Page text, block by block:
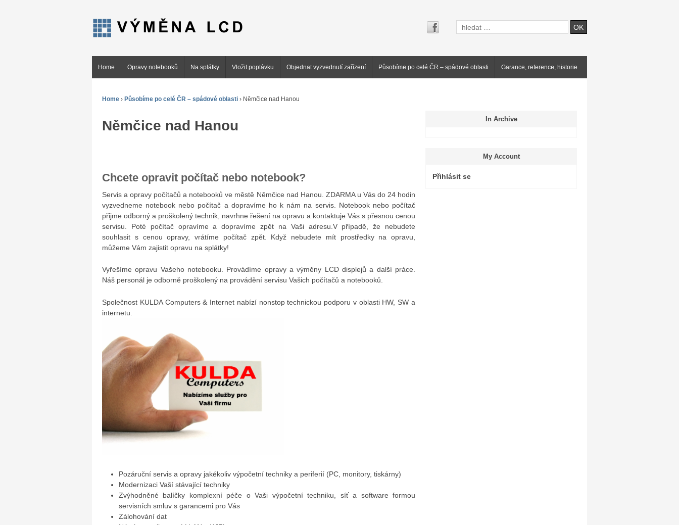
Home Opravy notebooků Na splátky Vložit poptávku Objednat vyzvednutí zařízení Působíme po celé ČR – spádové oblasti Garance, reference, historie
Home › Působíme po celé ČR – spádové oblasti › Němčice nad Hanou
Němčice nad Hanou
Chcete opravit počítač nebo notebook?
Servis a opravy počítačů a notebooků ve městě Němčice nad Hanou. ZDARMA u Vás do 24 hodin
vyzvedneme notebook nebo počítač a dopravíme ho k nám na servis. Notebook nebo počítač
přijme odborný a proškolený technik, navrhne řešení na opravu a kontaktuje Vás s přesnou cenou
servisu. Poté počítač opravíme a dopravíme zpět na Vaši adresu.V případě, že nebudete
souhlasit s cenou opravy, vrátíme počítač zpět. Když nebudete mít prostředky na opravu,
můžeme Vám zajistit opravu na splátky!
Vyřešíme opravu Vašeho notebooku. Provádíme opravy a výměny LCD displejů a další práce.
Náš personál je odborně proškolený na provádění servisu Vašich počítačů a notebooků.
Společnost KULDA Computers & Internet nabízí nonstop technickou podporu v oblasti HW, SW a
internetu.
Pozáruční servis a opravy jakékoliv výpočetní techniky a periferií (PC, monitory, tiskárny)
Modernizaci Vaší stávající techniky
Zvýhodněné balíčky komplexní péče o Vaši výpočetní techniku, síť a software formou
servisních smluv s garancemi pro Vás
Zálohování dat
In Archive
My Account
Přihlásit se